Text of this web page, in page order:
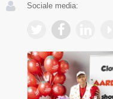
Sociale media: